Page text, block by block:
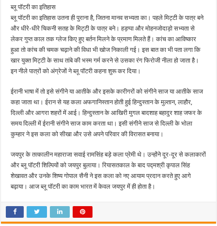
ब्लू पॉटरी का इतिहास
ब्लू पॉटरी का इतिहास उतना ही पुराना है, जितना मानव सभ्यता का। पहले मिट्टी के पात्र बने
और धीरे-धीरे चिकनी सतह के मिट्टी के पात्र बने। हड़प्पा और मोहनजोदाड़ो सभ्यता से
लेकर गुप्त काल तक ग्लेज किए हुए बर्तन मिलने के प्रमाण मिलते हैं। कांच का आविष्कार
हुआ तो कांच की चमक चढ़ाने की विधा भी खोज निकाली गई। इस बात का भी पता लगा कि
खार युक्त मिट्टी के साथ तांबे की भस्म गर्म करने से उसका रंग फिरोजी नीला हो जाता है।
इन नीले पात्रों को अंग्रेजों ने ब्लू पॉटरी कहना शुरू कर दिया।
ईरानी भाषा में तो इसे संगीने या आतीके और इसके कारीगरों को संगीने साज या आतीके साज
कहा जाता था। ईरान से यह कला अफगानिस्तान होती हुई हिन्दुस्तान के मुल्तान, लाहौर,
दिल्ली और आगरा शहरों में आई। हिन्दुस्तान के आखिरी मुगल बादशाह बहादुर शाह जफर के
समय दिल्ली में ईरानी संगीने साज काम करता था। इसी संगीने साज से दिल्ली के भोला
कुम्हार ने इस कला को सीखा और उसे अपने परिवार की विरासत बनाया।
जयपुर के तत्कालीन महाराजा सवाई रामसिंह बड़े कला प्रेमी थे। उन्होंने दूर-दूर से कलाकारों
और ब्लू पॉटरी शिल्पियों को जयपुर बुलाया। रियासतकाल के बाद पद्मश्री कृपाल सिंह
शेखावत और उनके शिष्य गोपाल सैनी ने इस कला को नए आयाम प्रदान करते हुए आगे
बढ़ाया। आज ब्लू पॉटरी का काम भारत में केवल जयपुर में ही होता है।